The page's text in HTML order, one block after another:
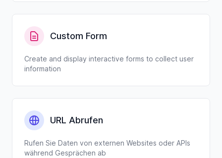
Custom Form
Create and display interactive forms to collect user
information
URL Abrufen
Rufen Sie Daten von externen Websites oder APIs
während Gesprächen ab